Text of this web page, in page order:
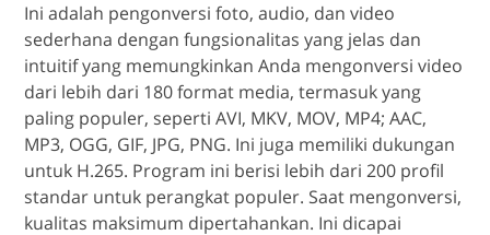
Ini adalah pengonversi foto, audio, dan video
sederhana dengan fungsionalitas yang jelas dan
intuitif yang memungkinkan Anda mengonversi video
dari lebih dari 180 format media, termasuk yang
paling populer, seperti AVI, MKV, MOV, MP4; AAC,
MP3, OGG, GIF, JPG, PNG. Ini juga memiliki dukungan
untuk H.265. Program ini berisi lebih dari 200 profil
standar untuk perangkat populer. Saat mengonversi,
kualitas maksimum dipertahankan. Ini dicapai